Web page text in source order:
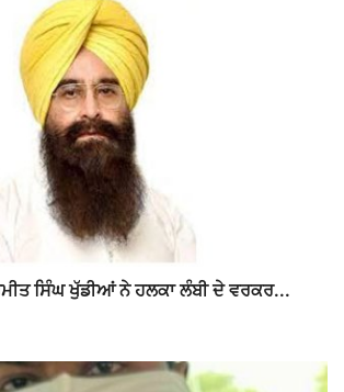
ਸਿੰਘ ਖੁੱਡੀਆਂ ਨੇ ਹਲਕਾ ਲੰਬੀ ਦੇ ਵਰਕਰ...